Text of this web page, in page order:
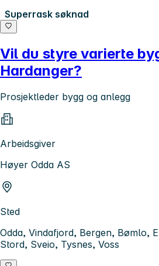
Superrask søknad
Vil du styre varierte
Hardanger?
Prosjektleder bygg og anlegg
Arbeidsgiver
Høyer Odda AS
Sted
Odda, Vindafjord, Bergen, Bømlo,
Stord, Sveio, Tysnes, Voss